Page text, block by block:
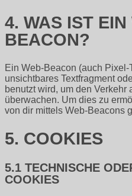
4. WAS IST EIN
BEACON?
Ein Web-Beacon (auch
unsichtbares Textfragment
benutzt wird, um den Verkehr
überwachen. Um dies zu
von dir mittels Web-Beacons
5. COOKIES
5.1 TECHNISCHE
COOKIES